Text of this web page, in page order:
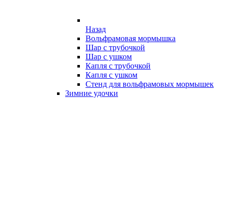
Назад
Вольфрамовая мормышка
Шар с трубочкой
Шар с ушком
Капля с трубочкой
Капля с ушком
Стенд для вольфрамовых мормышек
Зимние удочки